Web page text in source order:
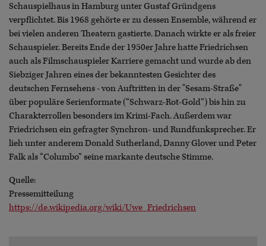
Schauspielhaus in Hamburg unter Gustaf Gründgens
verpflichtet. Bis 1968 gehörte er zu dessen Ensemble, während er
bei vielen anderen Theatern gastierte. Danach wirkte er als freier
Schauspieler. Bereits Ende der 1950er Jahre hatte Friedrichsen
auch als Filmschauspieler Karriere gemacht und wurde ab den
Siebziger Jahren eines der bekanntesten Gesichter des
deutschen Fernsehens - von Auftritten in der "Sesam-Straße"
über populäre Serienformate (“Schwarz-Rot-Gold”) bis hin zu
Charakterrollen besonders im Krimi-Fach. Außerdem war
Friedrichsen ein gefragter Synchron- und Rundfunksprecher. Er
lieh unter anderem Donald Sutherland, Danny Glover und Peter
Falk als “Columbo” seine markante deutsche Stimme.
Quelle:
Pressemitteilung
https://de.wikipedia.org/wiki/Uwe_Friedrichsen